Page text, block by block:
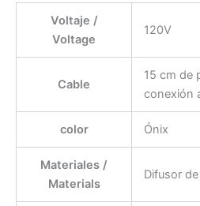
Voltaje /
Voltage
120V
Cable
15 cm de
conexión
color Ónix
Materiales /
Materials
Difusor